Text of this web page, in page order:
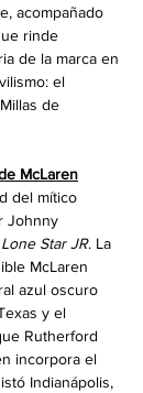
acompañado
rinde
de la marca en
el
de
McLaren
del mítico
Johnny
Lone Star JR. La
McLaren
azul oscuro
y el
Rutherford
incorpora el
Indianápolis,